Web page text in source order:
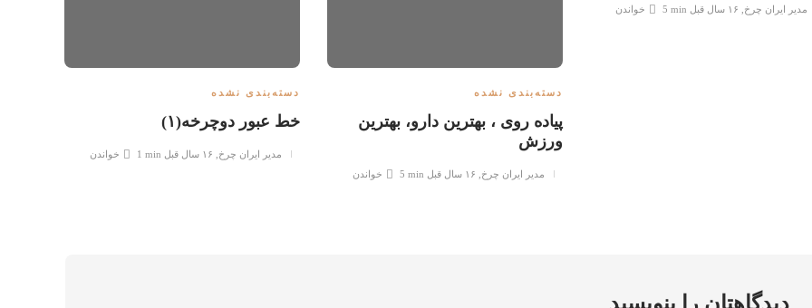
مدیر ایران چرخ ۱۶ سال قبل 5 min خواندن
دسته‌بندی نشده
پیاده روی ، بهترین دارو، بهترین
ورزش
مدیر ایران چرخ ۱۶ سال قبل 5 min خواندن
دسته‌بندی نشده
خط عبور دوچرخه(۱)
مدیر ایران چرخ ۱۶ سال قبل 1 min خواندن